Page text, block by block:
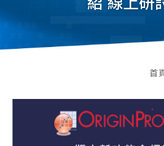
首